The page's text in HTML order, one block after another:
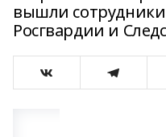
вышли
Росгвардии и